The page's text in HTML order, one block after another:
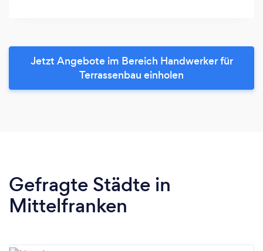
Jetzt Angebote im Bereich Handwerker für
Terrassenbau einholen
Gefragte Städte in
Mittelfranken